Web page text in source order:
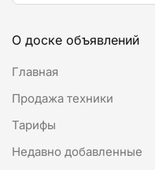
О доске объявлений
Главная
Продажа техники
Тарифы
Недавно добавленные